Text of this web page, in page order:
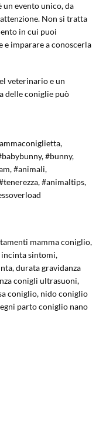
un evento unico, da
Non si tratta
in cui puoi
imparare a conoscerla
veterinario e un
delle coniglie può
#bunny,
#animali,
#animaltips,
mamma coniglio,
incinta sintomi,
durata gravidanza
conigli ultrasuoni,
coniglio, nido coniglio
parto coniglio nano